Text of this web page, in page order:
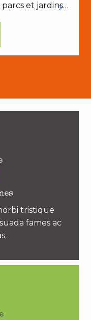
et jardins…
tristique
fames ac